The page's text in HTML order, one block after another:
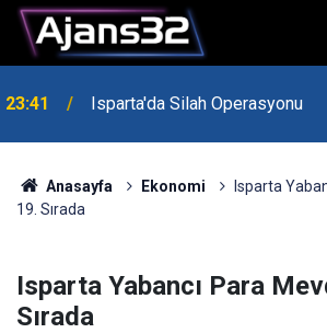
23:41 Isparta'da Silah Operasyonu
23:21 6 Mart Spor Salonu Yeniden
Anasayfa Ekonomi
Isparta
19. Sırada
Isparta Yabancı Para
Sırada